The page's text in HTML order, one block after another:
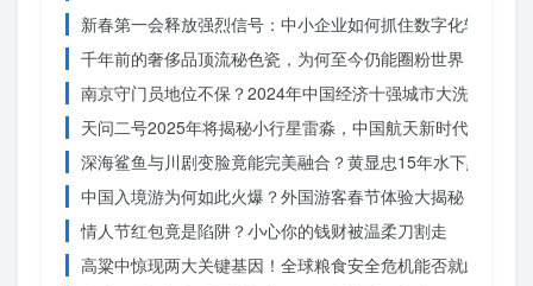
新春第一会释放强烈信号：中小企业如何抓住数字化转型的
千年前的奢侈品顶流秘色瓷，为何至今仍能圈粉世界？揭秘
南京守门员地位不保？2024年中国经济十强城市大洗牌
天问二号2025年将揭秘小行星雷淼，中国航天新时代即将开
深海鲨鱼与川剧变脸竟能完美融合？黄显忠15年水下默剧惊
中国入境游为何如此火爆？外国游客春节体验大揭秘
情人节红包竟是陷阱？小心你的钱财被温柔刀割走
高粱中惊现两大关键基因！全球粮食安全危机能否就此终结？